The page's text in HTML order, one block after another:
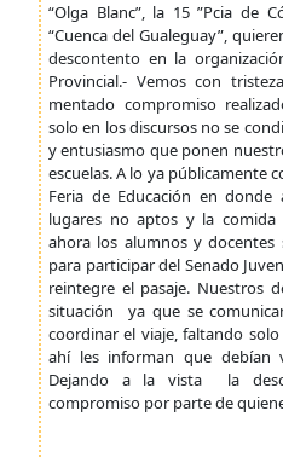
“Olga Blanc”, la 15 ”Pcia de
“Cuenca del Gualeguay”,
descontento en la
Provincial.- Vemos con
mentado compromiso
solo en los discursos no se
y entusiasmo que ponen
escuelas. A lo ya públicamente
Feria de Educación en
lugares no aptos y la comida
ahora los alumnos y
para participar del Senado
reintegre el pasaje. Nuestros
situación ya que se
coordinar el viaje, faltando
ahí les informan que debían
Dejando a la vista la
compromiso por parte de